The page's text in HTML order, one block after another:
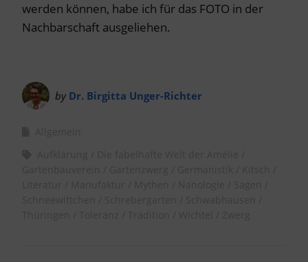
werden können, habe ich für das FOTO in der
Nachbarschaft ausgeliehen.
by Dr. Birgitta Unger-Richter